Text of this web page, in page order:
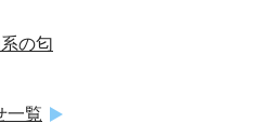
の匂
一覧